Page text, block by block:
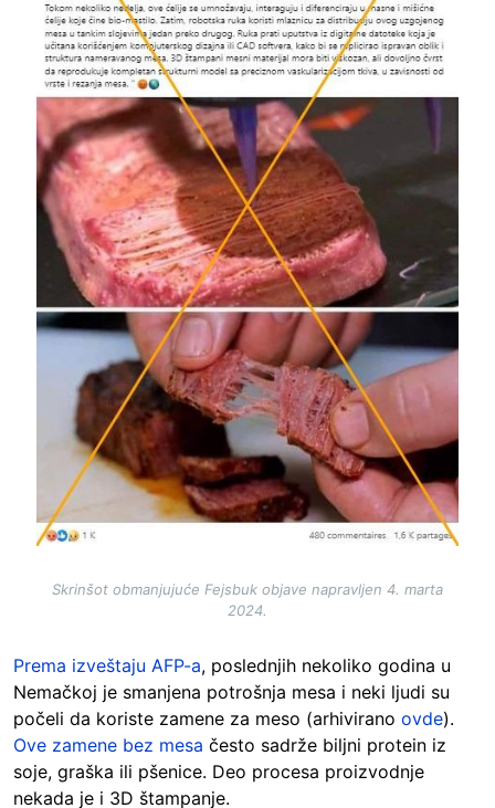
Skrinšot obmanjujuće Fejsbuk objave napravljen 4. marta
2024.
Prema izveštaju AFP-a, poslednjih nekoliko godina u
Nemačkoj je smanjena potrošnja mesa i neki ljudi su
počeli da koriste zamene za meso (arhivirano ovde).
Ove zamene bez mesa često sadrže biljni protein iz
soje, graška ili pšenice. Deo procesa proizvodnje
nekada je i 3D štampanje.